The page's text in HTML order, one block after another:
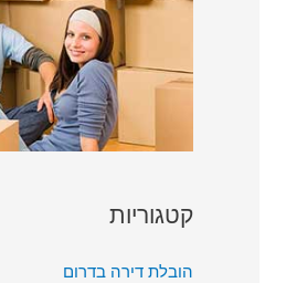
קטגוריות
הובלת דירה בדרום